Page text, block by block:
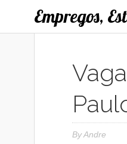
Empregos,
ByAndre